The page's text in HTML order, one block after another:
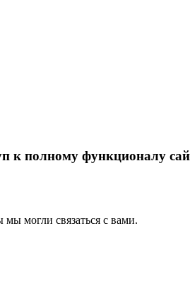
к полному функционалу
могли связаться с вами.